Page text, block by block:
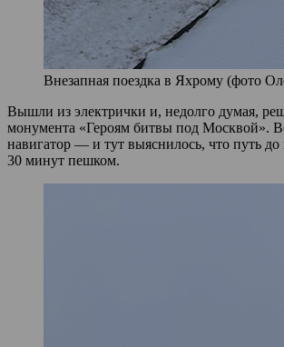
Внезапная поездка в Яхрому (фото
Вышли из электрички и, недолго думая,
монумента «Героям битвы под Москвой».
навигатор — и тут выяснилось, что путь до
30 минут пешком.